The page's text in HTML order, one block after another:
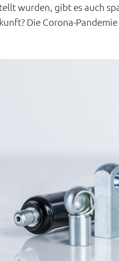
wurden, gibt es auch
Die Corona-